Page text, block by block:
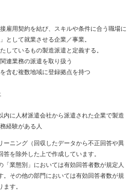
雇用契約を結び、スキルや条件に合う職場に
として就業させる企業／事業。
しているもの製造派遣と定義する。
連業務の派遣を取り扱う
含む複数地域に登録拠点を持つ
内に人材派遣会社から派遣された企業で製造
経験がある人
ニング（回収したデータから不正回答や異
を除外した上で作成しています。
業態別」においては有効回答者数が規定人
その他の部門においては有効回答者数が規
す。